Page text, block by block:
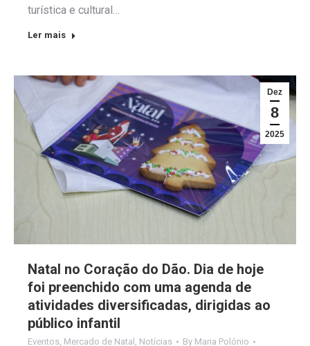
turística e cultural…
Ler mais
Dez
8
2025
Natal no Coração do Dão. Dia de hoje
foi preenchido com uma agenda de
atividades diversificadas, dirigidas ao
público infantil
Eventos, Mercado de Natal , Notícias By Maria Polónio